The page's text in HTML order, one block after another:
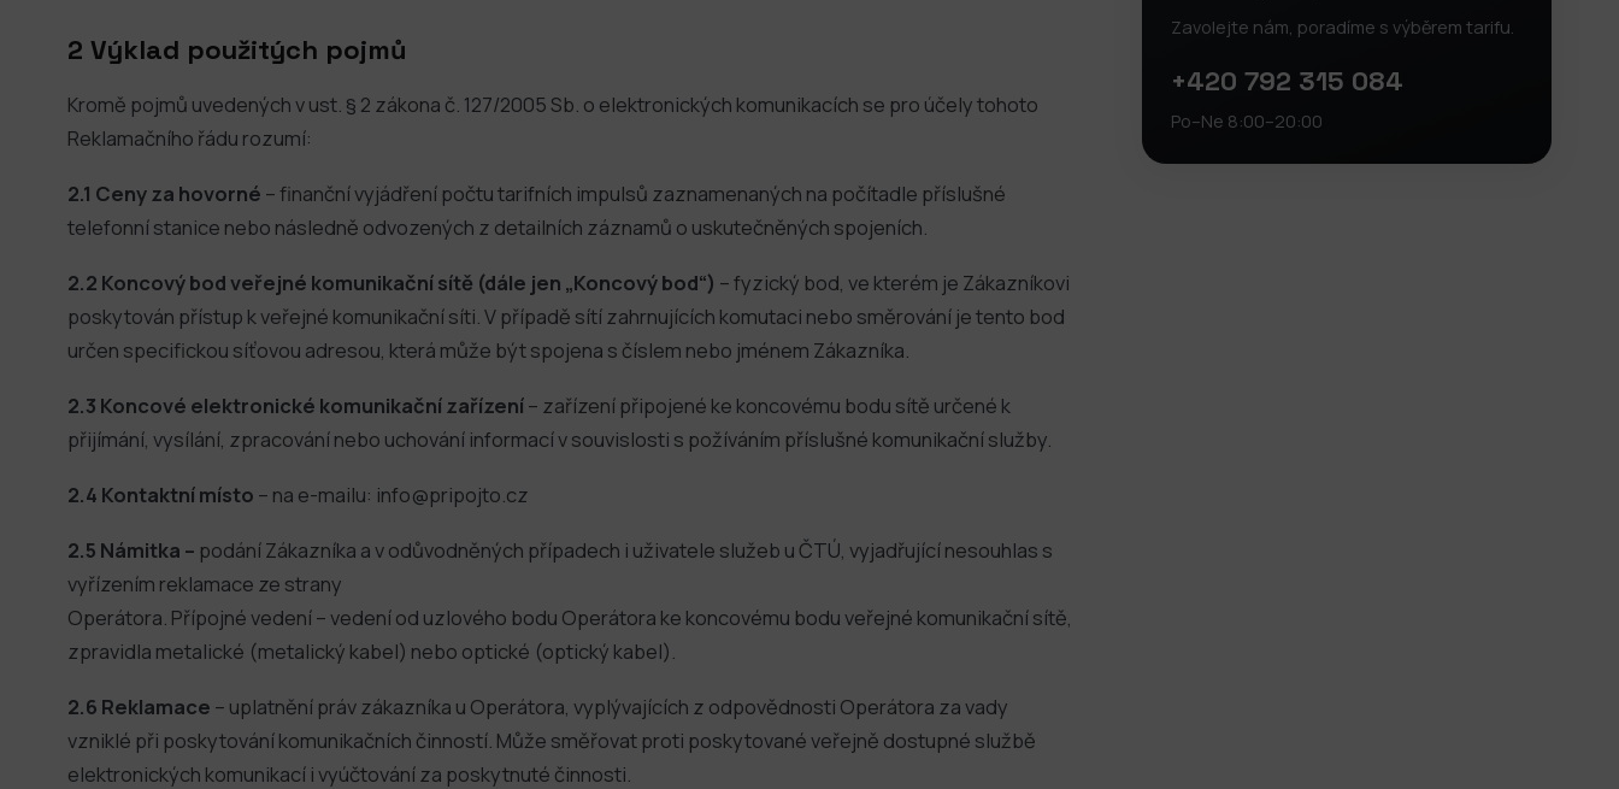
2 Výklad použitých pojmů
Kromě pojmů uvedených v ust. § 2 zákona č. 127/2005 Sb. o elektronických komunikacích se pro účely tohoto
Reklamačního řádu rozumí:
2.1 Ceny za hovorné – finanční vyjádření počtu tarifních impulsů zaznamenaných na počítadle příslušné
telefonní stanice nebo následně odvozených z detailních záznamů o uskutečněných spojeních.
2.2 Koncový bod veřejné komunikační sítě (dále jen „Koncový bod“) – fyzický bod, ve kterém je Zákazníkovi
poskytován přístup k veřejné komunikační síti. V případě sítí zahrnujících komutaci nebo směrování je tento bod
určen specifickou síťovou adresou, která může být spojena s číslem nebo jménem Zákazníka.
2.3 Koncové elektronické komunikační zařízení– zařízení připojené ke koncovému bodu sítě určené k
přijímání, vysílání, zpracování nebo uchování informací v souvislosti s požíváním příslušné komunikační služby.
2.4 Kontaktní místo – na e-mailu: info@pripojto.cz
2.5 Námitka – podání Zákazníka a v odůvodněných případech i uživatele služeb u ČTÚ, vyjadřující nesouhlas s
vyřízením reklamace ze strany
Operátora. Přípojné vedení – vedení od uzlového bodu Operátora ke koncovému bodu veřejné komunikační sítě,
zpravidla metalické (metalický kabel) nebo optické (optický kabel).
2.6 Reklamace – uplatnění práv zákazníka u Operátora, vyplývajících z odpovědnosti Operátora za vady
vzniklé při poskytování komunikačních činností. Může směřovat proti poskytované veřejně dostupné službě
elektronických komunikací i vyúčtování za poskytnuté činnosti.
Zavolejte nám, poradíme s výběrem tarifu.
+420 792 315 084
Po–Ne 8:00–20:00